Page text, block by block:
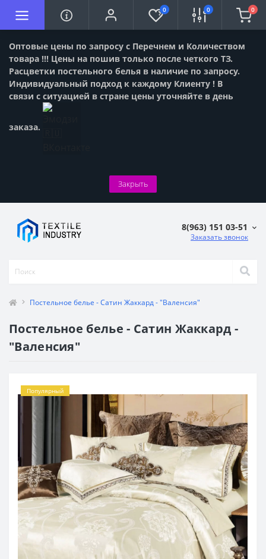
Оптовые цены по запросу с Перечнем и Количеством
товара !!! Цены на пошив только после четкого ТЗ.
Расцветки постельного белья в наличие по запросу.
Индивидуальный подход к каждому Клиенту ! В
связи с ситуацией в стране цены уточняйте в день
заказа.
Закрыть
0 0 0
8(963) 151 03-51
Заказать звонок
Постельное белье - Сатин Жаккард - "Валенсия"
Постельное белье - Сатин Жаккард -
"Валенсия"
Популярный